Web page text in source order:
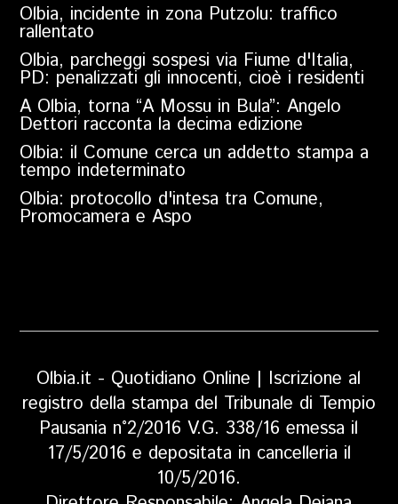
Olbia, incidente in zona Putzolu: traffico
rallentato
Olbia, parcheggi sospesi via Fiume d'Italia,
PD: penalizzati gli innocenti, cioè i residenti
A Olbia, torna “A Mossu in Bula”: Angelo
Dettori racconta la decima edizione
Olbia: il Comune cerca un addetto stampa a
tempo indeterminato
Olbia: protocollo d'intesa tra Comune,
Promocamera e Aspo
Olbia.it - Quotidiano Online | Iscrizione al
registro della stampa del Tribunale di Tempio
Pausania n°2/2016 V.G. 338/16 emessa il
17/5/2016 e depositata in cancelleria il
10/5/2016.